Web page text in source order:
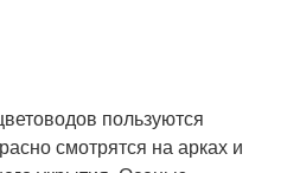
пользуются
смотрятся на арках и